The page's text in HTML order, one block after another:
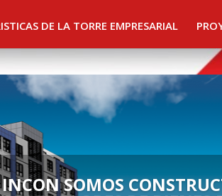
DE LA TORRE EMPRESARIAL
SOMOS